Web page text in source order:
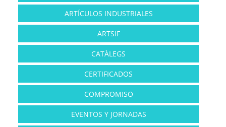
ARTÍCULOS INDUSTRIALES
ARTSIF
CATÀLEGS
CERTIFICADOS
COMPROMISO
EVENTOS Y JORNADAS